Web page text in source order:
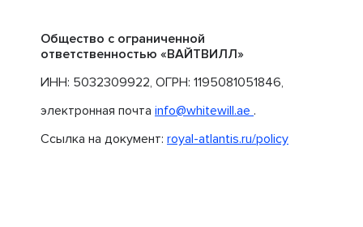
Общество с ограниченной
ответственностью «ВАЙТВИЛЛ»
ИНН: 5032309922, ОГРН: 1195081051846,
электронная почта info@whitewill.ae .
Ссылка на документ: royal-atlantis.ru/policy